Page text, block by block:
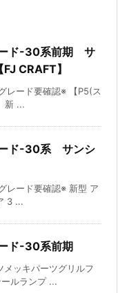
ド-30系前期 サ
CRAFT】
ード要確認※ 【P5(ス
新 ...
ド-30系 サンシ
レード要確認※ 新型 ア
3 ...
ド-30系前期
メッキパーツグリルフ
ルランプ ...